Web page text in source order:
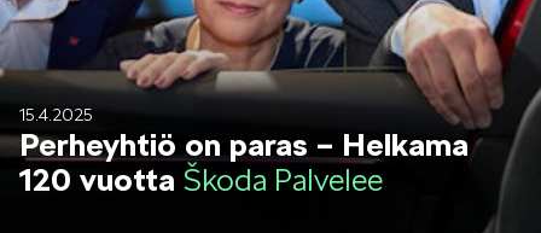
LIFESTYLE
15.4.2025
Perheyhtiö on paras – Helkama
120 vuotta Škoda Palvelee